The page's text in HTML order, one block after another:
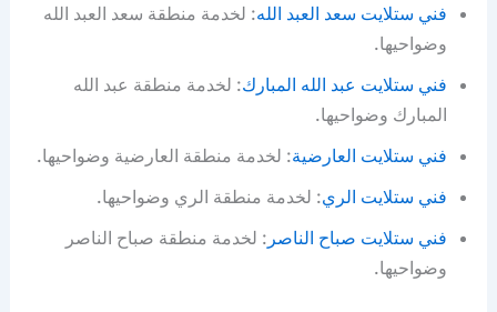
فني ستلايت سعد العبد الله: لخدمة منطقة سعد العبد الله
وضواحيها.
فني ستلايت عبد الله المبارك: لخدمة منطقة عبد الله
المبارك وضواحيها.
فني ستلايت العارضية: لخدمة منطقة العارضية وضواحيها.
فني ستلايت الري: لخدمة منطقة الري وضواحيها.
فني ستلايت صباح الناصر : لخدمة منطقة صباح الناصر
وضواحيها.